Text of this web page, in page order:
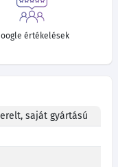
értékelések
saját gyártású